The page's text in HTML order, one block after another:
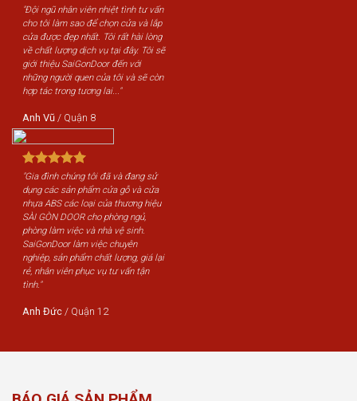
"Đội ngũ nhân viên nhiệt tình tư vấn
cho tôi làm sao để chọn cửa và lắp
cửa được đẹp nhất. Tôi rất hài lòng
về chất lượng dịch vụ tại đây. Tôi sẽ
giới thiệu SaiGonDoor đến với
những người quen của tôi và sẽ còn
hợp tác trong tương lai..."
Anh Vũ / Quận 8
"Gia đình chúng tôi đã và đang sử
dụng các sản phẩm cửa gỗ và cửa
nhựa ABS các loại của thương hiệu
SÀI GÒN DOOR cho phòng ngủ,
phòng làm việc và nhà vệ sinh.
SaiGonDoor làm việc chuyên
nghiệp, sản phẩm chất lượng, giá lại
rẻ, nhân viên phục vụ tư vấn tận
tình."
Anh Đức / Quận 12